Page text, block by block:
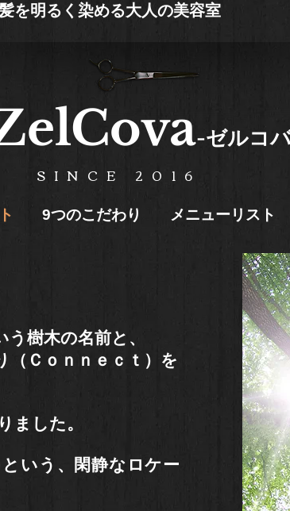
を明るく染める大人の美容室
-ゼルコ
SINCE 2016
9つのこだわり メニューリスト
樹木の名前と、
（Ｃｏｎｎｅｃｔ）を
ました。
いう、閑静なロケー